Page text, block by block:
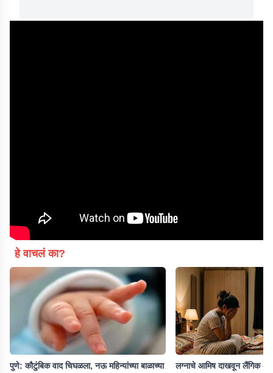
हे वाचलं का?
पुणे: कौटुंबिक वाद चिघळला, नऊ महिन्यांच्या बाळाच्या
लग्नाचे आमिष दाखवून लैंगिक